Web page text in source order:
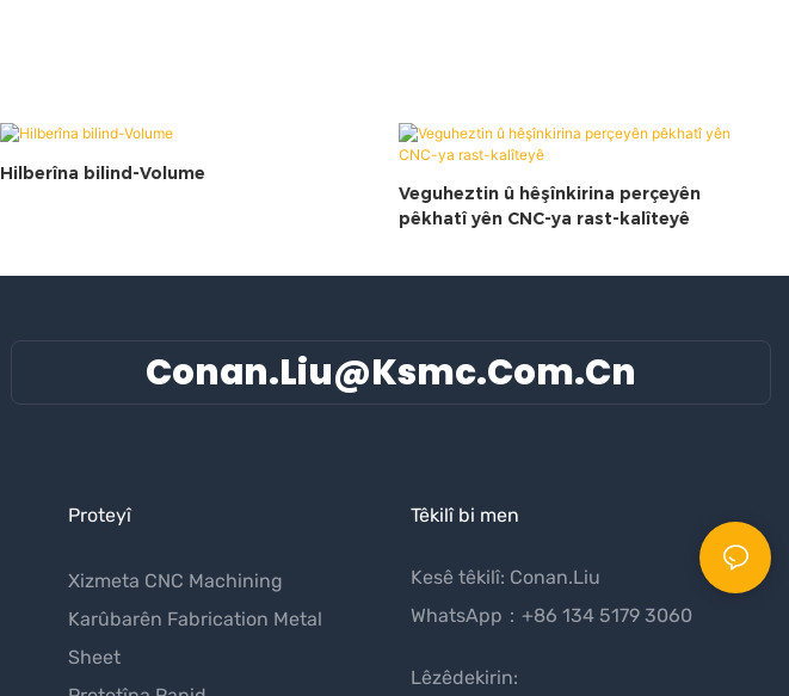
Hilberîna bilind-Volume
Veguheztin û hêşînkirina perçeyên
pêkhatî yên CNC-ya rast-kalîteyê
Conan.liu@ksmc.com.cn
Proteyî
Xizmeta CNC Machining
Karûbarên Fabrication Metal
Sheet
Têkilî bi men
Kesê têkilî: Conan.Liu
WhatsApp：+86 134 5179 3060
Lêzêdekirin: